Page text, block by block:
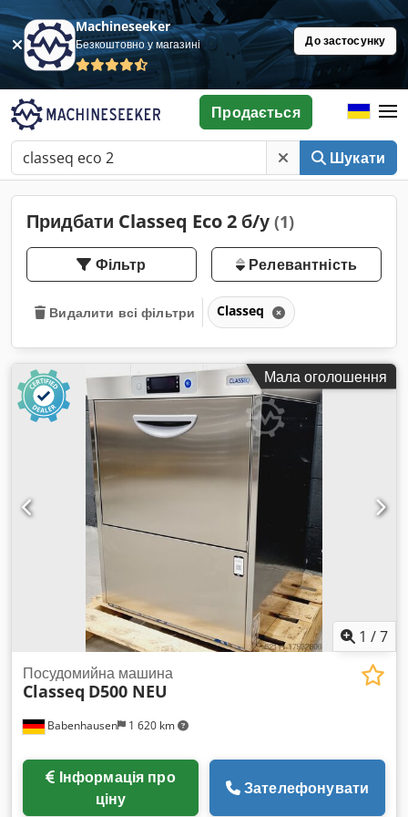
Machineseeker
Безкоштовно у магазині До застосунку
Шукати
Продається
Придбати Classeq Eco 2 б/у (1)
Фільтр Релевантність
Видалити всі фільтри Classeq
Мала оголошення
1 /7
Babenhausen 1 620 km
Посудомийна машина
Classeq D500 NEU
ціну
Зателефонувати